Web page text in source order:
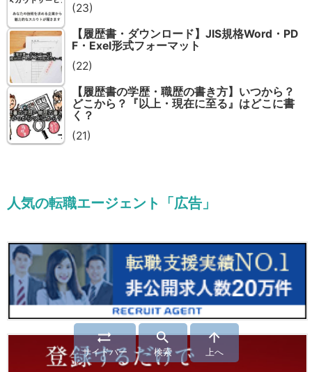
(23)
【履歴書・ダウンロード】JIS規格Word・PD
F・Exel形式フォーマット
(22)
【履歴書の学歴・職歴の書き方】いつから？
どこから？『以上・現在に至る』はどこに書
く？
(21)
人気の転職エージェント「広告」

サイドバー

検索

上へ